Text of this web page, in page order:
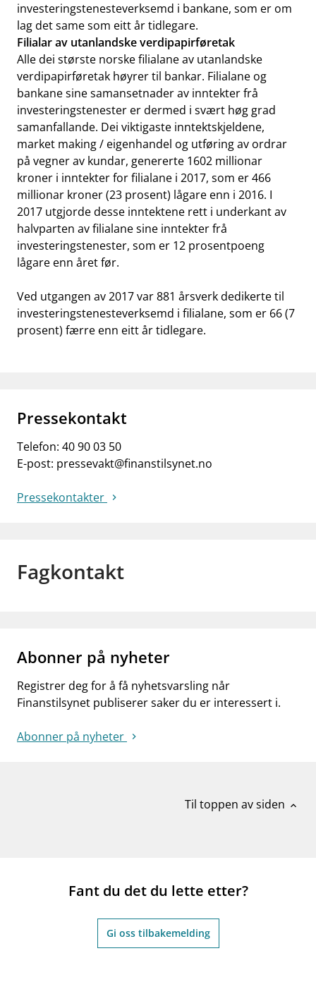
investeringstenesteverksemd i bankane, som er om
lag det same som eitt år tidlegare.
Filialar av utanlandske verdipapirføretak
Alle dei største norske filialane av utanlandske
verdipapirføretak høyrer til bankar. Filialane og
bankane sine samansetnader av inntekter frå
investeringstenester er dermed i svært høg grad
samanfallande. Dei viktigaste inntektskjeldene,
market making / eigenhandel og utføring av ordrar
på vegner av kundar, genererte 1602 millionar
kroner i inntekter for filialane i 2017, som er 466
millionar kroner (23 prosent) lågare enn i 2016. I
2017 utgjorde desse inntektene rett i underkant av
halvparten av filialane sine inntekter frå
investeringstenester, som er 12 prosentpoeng
lågare enn året før.
Ved utgangen av 2017 var 881 årsverk dedikerte til
investeringstenesteverksemd i filialane, som er 66 (7
prosent) færre enn eitt år tidlegare.
Pressekontakt
Telefon: 40 90 03 50
E-post: pressevakt@finanstilsynet.no
Pressekontakter
Fagkontakt
Abonner på nyheter
Registrer deg for å få nyhetsvarsling når
Finanstilsynet publiserer saker du er interessert i.
Abonner på nyheter
Til toppen av siden expand_less
Fant du det du lette etter?
Gi oss tilbakemelding